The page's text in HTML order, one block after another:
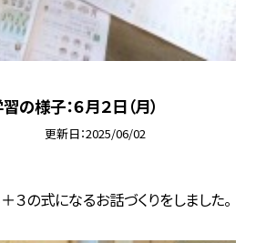
様子：６月２日（月）
更新日 2025/06/02
３の式になるお話づくりをしました。